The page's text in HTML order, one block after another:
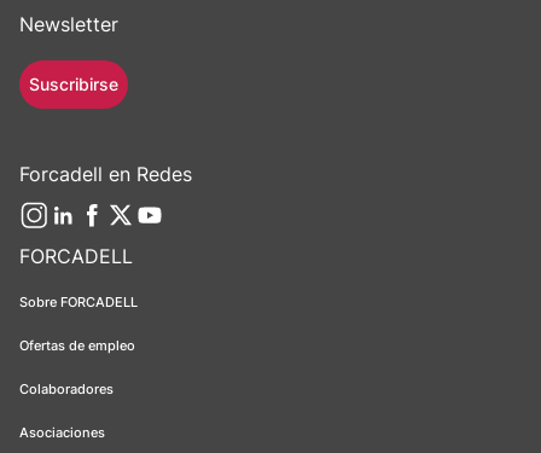
FORCADELL
Sobre FORCADELL
Ofertas de empleo
Colaboradores
Asociaciones
Newsletter
Suscribirse
Forcadell en Redes